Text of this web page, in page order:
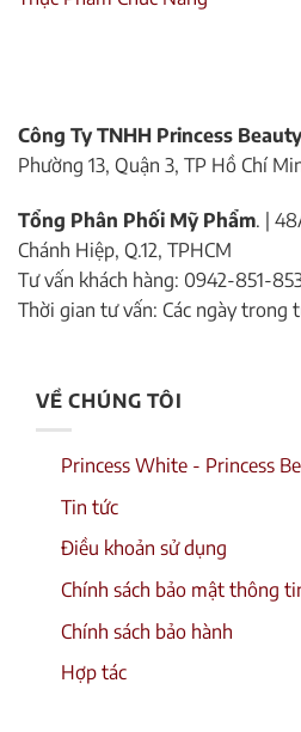
Công Ty TNHH Princess Beauty
Phường 13, Quận 3, TP Hồ Chí
Tổng Phân Phối Mỹ Phẩm. |
Chánh Hiệp, Q.12, TPHCM
Tư vấn khách hàng: 0942-851-
Thời gian tư vấn: Các ngày trong
VỀ CHÚNG TÔI
Princess White - Princess
Tin tức
Điều khoản sử dụng
Chính sách bảo mật thông
Chính sách bảo hành
Hợp tác